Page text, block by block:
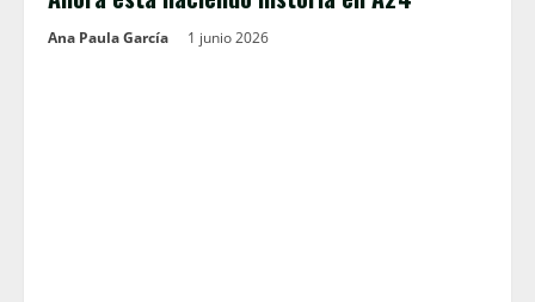
Ana Paula García 1 junio 2026